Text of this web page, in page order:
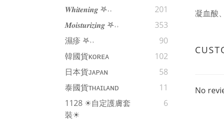
𝑾𝒉𝒊𝒕𝒆𝒏𝒊𝒏𝒈 𖤐˒˒‪‪
201
𝑴𝒐𝒊𝒔𝒕𝒖𝒓𝒊𝒛𝒊𝒏𝒈 𖤐˒˒‪‪
353
濕疹 𖤐˒˒‪‪
90
韓國貨ᴋᴏʀᴇᴀ
102
日本貨ᴊᴀᴘᴀɴ
58
泰國貨ᴛʜᴀɪʟᴀɴᴅ
11
1128 ☀自定護膚套
裝☀
6
凝血酸
No